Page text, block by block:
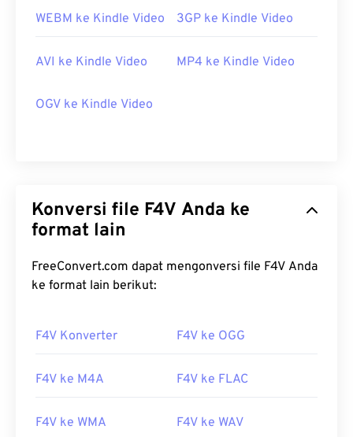
WEBM ke Kindle Video 3GP ke Kindle Video
AVI ke Kindle Video MP4 ke Kindle Video
OGV ke Kindle Video
Konversi file F4V Anda ke
format lain
FreeConvert.com dapat mengonversi file F4V Anda
ke format lain berikut:
F4V Konverter F4V ke OGG
F4V ke M4A F4V ke FLAC
F4V ke WMA F4V ke WAV